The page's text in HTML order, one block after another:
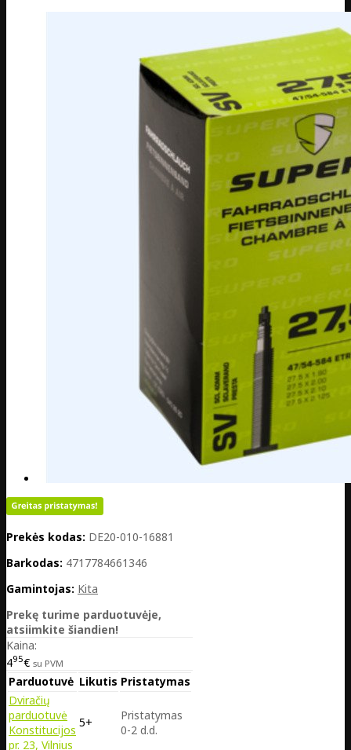
Prekės kodas: DE20-010-16881
Barkodas: 4717784661346
Gamintojas: Kita
Prekę turime parduotuvėje,
atsiimkite šiandien!
Kaina:
495€ su PVM
Parduotuvė Likutis Pristatymas
Dviračių
parduotuvė
Konstitucijos
pr. 23, Vilnius
5+
Pristatymas
0-2 d.d.